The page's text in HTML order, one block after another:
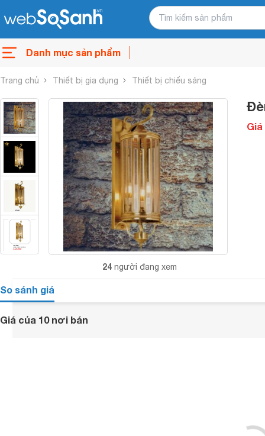
Danh mục sản phẩm
Trang chủ Thiết bị gia dụng Thiết bị chiếu sáng
24 người đang xem
Giá
So sánh giá
Giá của 10 nơi bán